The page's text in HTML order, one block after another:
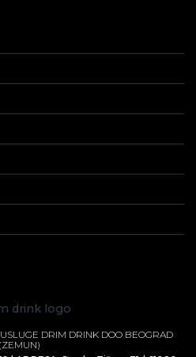
DRIM DRINK DOO BEOGRAD
(ZEMUN)